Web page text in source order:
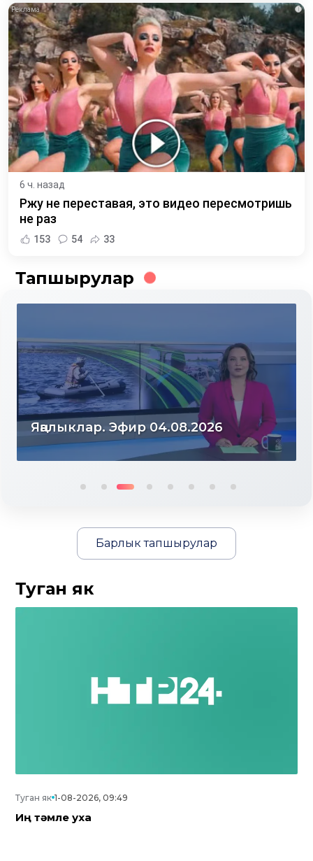
i
6 ч. назад
Ржу не переставая, это видео пересмотришь
не раз
153 54 33
Тапшырулар
Яңалыклар. Эфир
Барлык тапшырулар
Туган як
Туган як 1-08-2026, 09:49
Иң тәмле уха